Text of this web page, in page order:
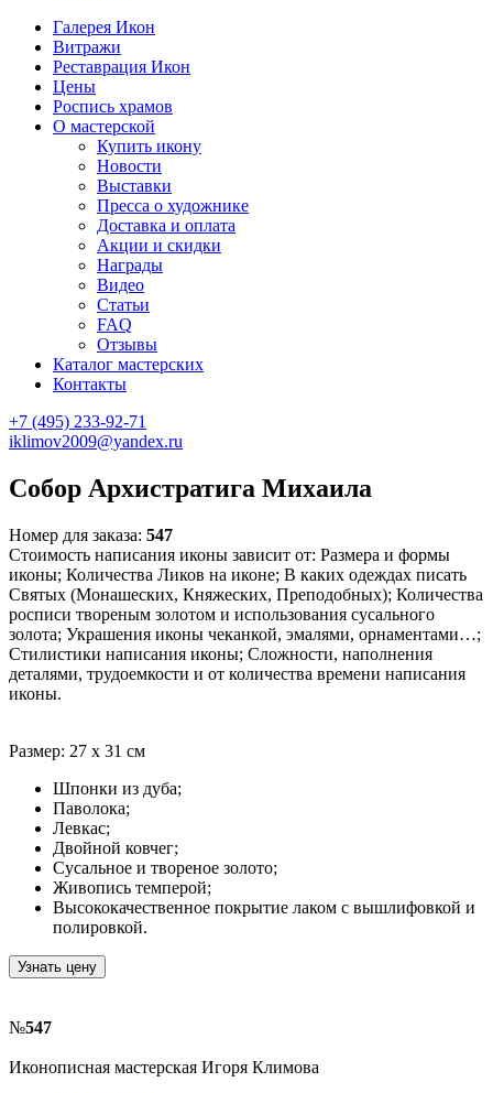
Галерея Икон
Витражи
Реставрация Икон
Цены
Роспись храмов
О мастерской
Купить икону
Новости
Выставки
Пресса о художнике
Доставка и оплата
Акции и скидки
Награды
Видео
Статьи
FAQ
Отзывы
Каталог мастерских
Контакты
+7 (495) 233-92-71
iklimov2009@yandex.ru
Собор Архистратига Михаила
Номер для заказа: 547
Стоимость написания иконы зависит от: Размера и формы
иконы; Количества Ликов на иконе; В каких одеждах писать
Святых (Монашеских, Княжеских, Преподобных); Количества
росписи твореным золотом и использования сусального
золота; Украшения иконы чеканкой, эмалями, орнаментами…;
Стилистики написания иконы; Сложности, наполнения
деталями, трудоемкости и от количества времени написания
иконы.
Размер: 27 х 31 см
Шпонки из дуба;
Паволока;
Левкас;
Двойной ковчег;
Сусальное и твореное золото;
Живопись темперой;
Высококачественное покрытие лаком с вышлифовкой и
полировкой.
Узнать цену
№547
Иконописная мастерская Игоря Климова